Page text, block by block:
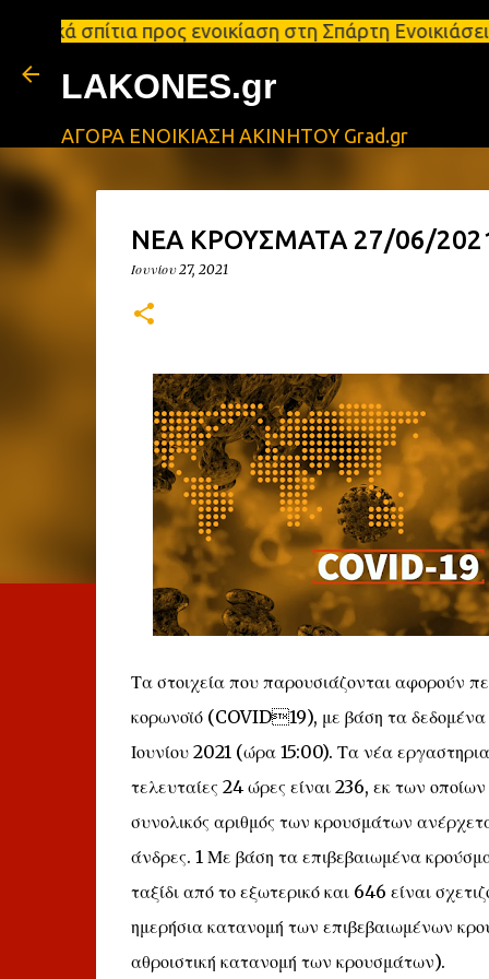
προς ενοικίαση στη Σπάρτη Ενοικιάσεις
LAKONES.gr
ΑΓΟΡΑ ΕΝΟΙΚΙΑΣΗ ΑΚΙΝΗΤΟΥ Grad.gr
ΝΕΑ ΚΡΟΥΣΜΑΤΑ 27/06/
Ιουνίου 27, 2021
Τα στοιχεία που παρουσιάζονται αφορούν
κορωνοϊό (COVID19), με βάση τα
Ιουνίου 2021 (ώρα 15:00). Τα νέα
τελευταίες 24 ώρες είναι 236, εκ των
συνολικός αριθμός των κρουσμάτων
άνδρες. 1 Με βάση τα επιβεβαιωμένα
ταξίδι από το εξωτερικό και 646 είναι
ημερήσια κατανομή των επιβεβαιωμένων
αθροιστική κατανομή των κρουσμάτων).